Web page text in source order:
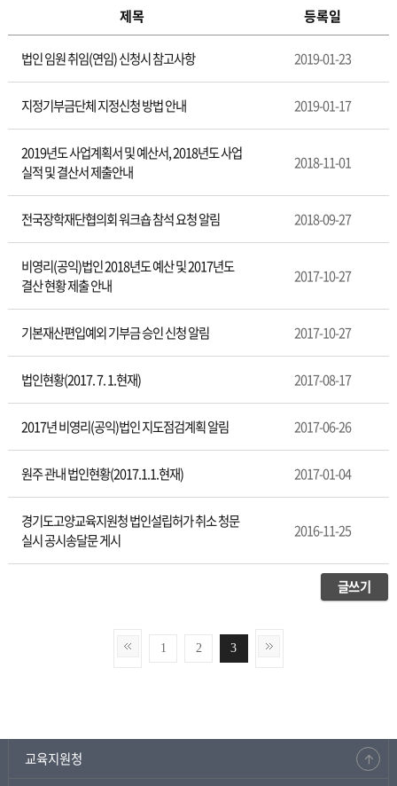
게
제목 등록일
법인 임원 취임(연임) 신청시 참고사항 2019-01-23
지정기부금단체 지정신청 방법 안내 2019-01-17
2019년도 사업계획서 및 예산서, 2018년도 사업
실적 및 결산서 제출안내
2018-11-01
전국장학재단협의회 워크숍 참석 요청 알림 2018-09-27
비영리(공익)법인 2018년도 예산 및 2017년도
결산 현황 제출 안내
2017-10-27
기본재산편입예외 기부금 승인 신청 알림 2017-10-27
법인현황(2017. 7. 1.현재) 2017-08-17
2017년 비영리(공익)법인 지도점검계획 알림 2017-06-26
원주 관내 법인현황(2017.1.1.현재) 2017-01-04
경기도고양교육지원청 법인설립허가 취소 청문
실시 공시송달문 게시
2016-11-25
글쓰기
1 2 3
교육지원청